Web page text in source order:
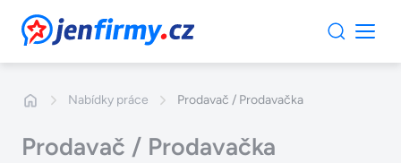
JenFirmy.cz
Nabídky práce Prodavač / Prodavačka
Prodavač / Prodavačka